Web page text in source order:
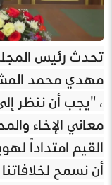
تحدث رئيس
مهدي محمد
، "يجب أن ننظر
معاني الإخاء
القيم امتداداً
أن نسمح